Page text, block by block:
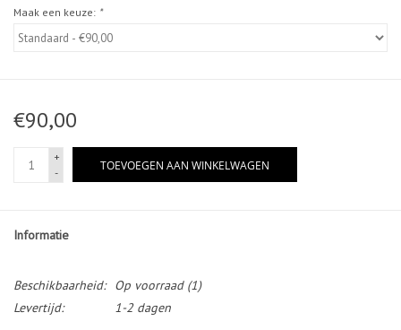
Maak een keuze: *
€90,00
+
-
TOEVOEGEN AAN WINKELWAGEN
Informatie
Beschikbaarheid: Op voorraad(1)
Levertijd:
1-2 dagen